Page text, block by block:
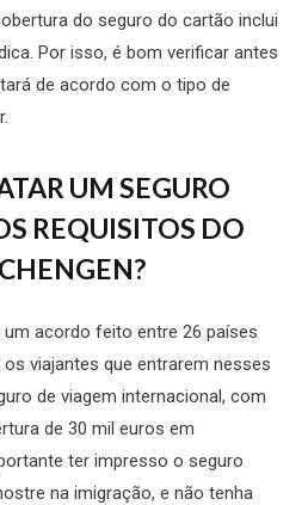
do seguro do cartão inclui
Por isso, é bom verificar antes
de acordo com o tipo de
UM SEGURO
REQUISITOS DO
um acordo feito entre 26 países
os viajantes que entrarem nesses
de viagem internacional, com
de 30 mil euros em
ter impresso o seguro
na imigração, e não tenha